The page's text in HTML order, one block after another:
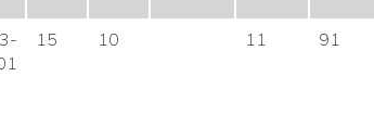
15 10 11 91